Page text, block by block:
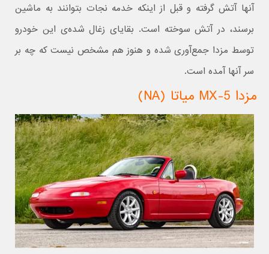
آنها آتش گرفته و قبل از اینکه خدمه نجات بتوانند به ماشین
برسند، در آتش سوخته است. بقایای زغال شده‌ی این خودرو
توسط مزدا جمع‌آوری شده و هنوز هم مشخص نیست که چه بر
سر آنها آمده است.
مزدا MX-5 میاتا (NA)